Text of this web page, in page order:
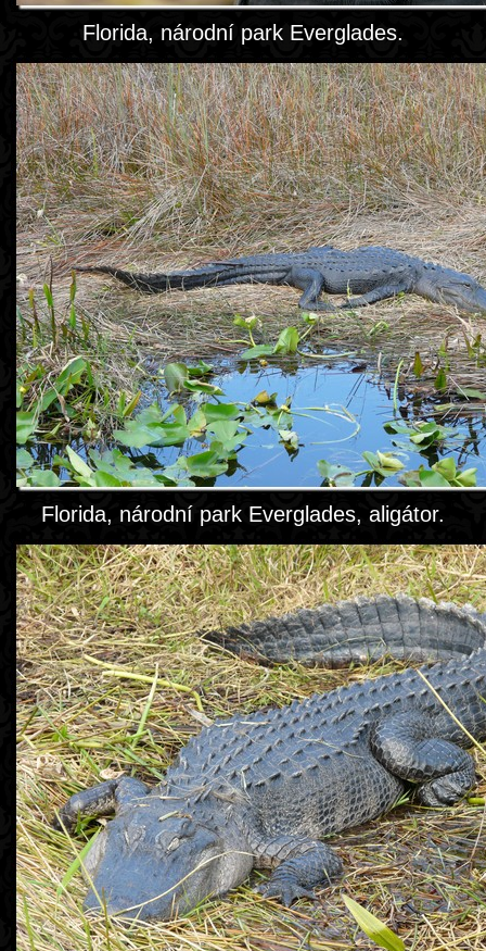
Florida, národní park Everglades.
Florida, národní park Everglades, aligátor.